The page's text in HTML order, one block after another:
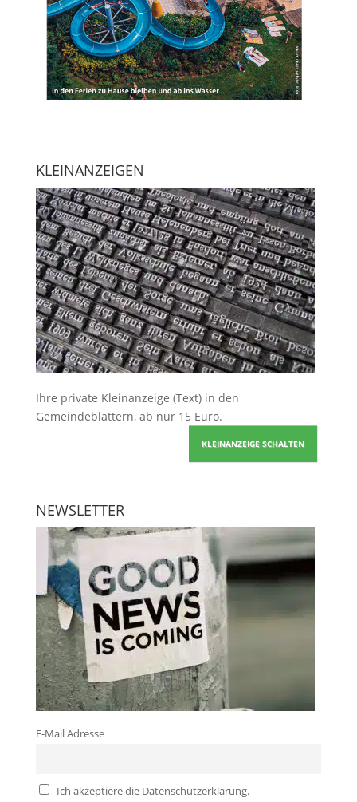
KLEINANZEIGEN
Ihre private Kleinanzeige (Text) in den
Gemeindeblättern, ab nur 15 Euro.
KLEINANZEIGE SCHALTEN
NEWSLETTER
E-Mail Adresse
Ich akzeptiere die Datenschutzerklärung.